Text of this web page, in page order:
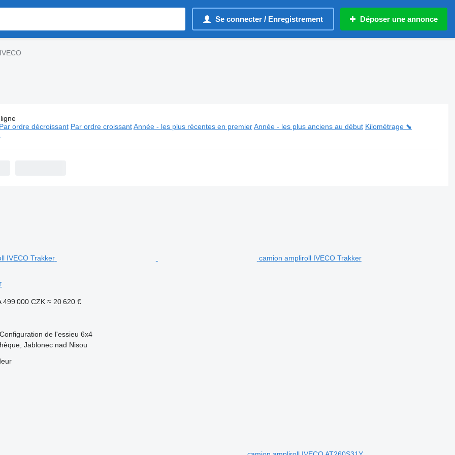
Se connecter / Enregistrement Déposer une annonce
Camions amplirolls IVECO
Par ordre décroissant Par ordre croissant Année - les plus récentes en premier Année - les plus anciens au début Kilométrage ⬊
camion ampliroll IVECO Trakker
499 000 CZK ≈ 20 620 €
Configuration de l'essieu 6x4
Jablonec nad Nisou